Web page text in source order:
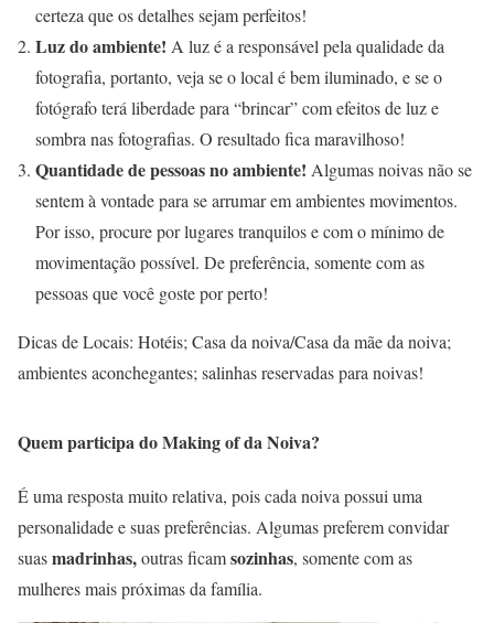
certeza que os detalhes sejam perfeitos!
Luz do ambiente! A luz é a responsável pela qualidade da
fotografia, portanto, veja se o local é bem iluminado, e se o
fotógrafo terá liberdade para “brincar” com efeitos de luz e
sombra nas fotografias. O resultado fica maravilhoso!
Quantidade de pessoas no ambiente! Algumas noivas não se
sentem à vontade para se arrumar em ambientes movimentos.
Por isso, procure por lugares tranquilos e com o mínimo de
movimentação possível. De preferência, somente com as
pessoas que você goste por perto!
Dicas de Locais: Hotéis; Casa da noiva/Casa da mãe da noiva;
ambientes aconchegantes; salinhas reservadas para noivas!
Quem participa do Making of da Noiva?
É uma resposta muito relativa, pois cada noiva possui uma
personalidade e suas preferências. Algumas preferem convidar
suasmadrinhas,outras ficamsozinhas, somente com as
mulheres mais próximas da família.